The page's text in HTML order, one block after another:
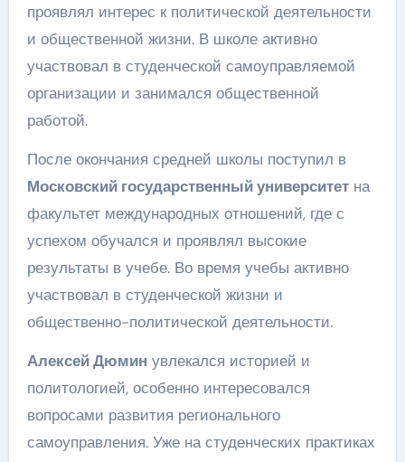
проявлял интерес к политической деятельности
и общественной жизни. В школе активно
участвовал в студенческой самоуправляемой
организации и занимался общественной
работой.
После окончания средней школы поступил в
Московский государственный университетна
факультет международных отношений, где с
успехом обучался и проявлял высокие
результаты в учебе. Во время учебы активно
участвовал в студенческой жизни и
общественно-политической деятельности.
Алексей Дюмин увлекался историей и
политологией, особенно интересовался
вопросами развития регионального
самоуправления. Уже на студенческих практиках